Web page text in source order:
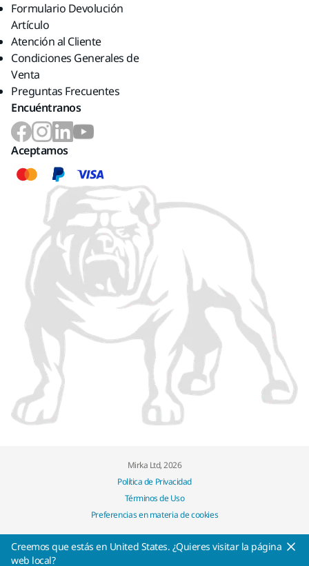
Formulario Devolución
Artículo
Atención al Cliente
Condiciones Generales de
Venta
Preguntas Frecuentes
Encuéntranos
Aceptamos
Mirka Ltd, 2026
Política de Privacidad
Términos de Uso
Preferencias en materia de cookies
Creemos que estás en United States. ¿Quieres visitar la página
web local?